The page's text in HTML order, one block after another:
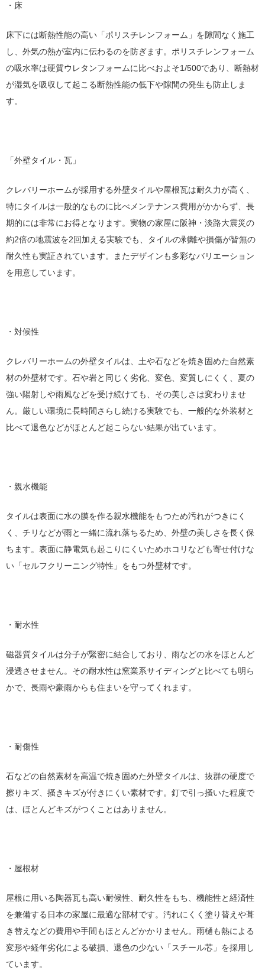
・床
床下には断熱性能の高い「ポリスチレンフォーム」を隙間なく施工
し、外気の熱が室内に伝わるのを防ぎます。ポリスチレンフォーム
の吸水率は硬質ウレタンフォームに比べおよそ1/500であり、断熱材
が湿気を吸収して起こる断熱性能の低下や隙間の発生も防止しま
す。
「外壁タイル・瓦」
クレバリーホームが採用する外壁タイルや屋根瓦は耐久力が高く、
特にタイルは一般的なものに比べメンテナンス費用がかからず、長
期的には非常にお得となります。実物の家屋に阪神・淡路大震災の
約2倍の地震波を2回加える実験でも、タイルの剥離や損傷が皆無の
耐久性も実証されています。またデザインも多彩なバリエーション
を用意しています。
・対候性
クレバリーホームの外壁タイルは、土や石などを焼き固めた自然素
材の外壁材です。石や岩と同じく劣化、変色、変質しにくく、夏の
強い陽射しや雨風などを受け続けても、その美しさは変わりませ
ん。厳しい環境に長時間さらし続ける実験でも、一般的な外装材と
比べて退色などがほとんど起こらない結果が出ています。
・親水機能
タイルは表面に水の膜を作る親水機能をもつため汚れがつきにく
く、チリなどが雨と一緒に流れ落ちるため、外壁の美しさを長く保
ちます。表面に静電気も起こりにくいためホコリなども寄せ付けな
い「セルフクリーニング特性」をもつ外壁材です。
・耐水性
磁器質タイルは分子が緊密に結合しており、雨などの水をほとんど
浸透させません。その耐水性は窯業系サイディングと比べても明ら
かで、長雨や豪雨からも住まいを守ってくれます。
・耐傷性
石などの自然素材を高温で焼き固めた外壁タイルは、抜群の硬度で
擦りキズ、掻きキズが付きにくい素材です。釘で引っ掻いた程度で
は、ほとんどキズがつくことはありません。
・屋根材
屋根に用いる陶器瓦も高い耐候性、耐久性をもち、機能性と経済性
を兼備する日本の家屋に最適な部材です。汚れにくく塗り替えや葺
き替えなどの費用や手間もほとんどかかりません。雨樋も熱による
変形や経年劣化による破損、退色の少ない「スチール芯」を採用し
ています。